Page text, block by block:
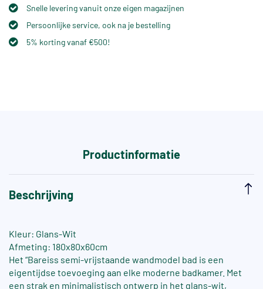
Snelle levering vanuit onze eigen magazijnen
Persoonlijke service, ook na je bestelling
5% korting vanaf €500!
Productinformatie
Beschrijving
Kleur: Glans-Wit
Afmeting: 180x80x60cm
Het “Bareiss semi-vrijstaande wandmodel bad is een
eigentijdse toevoeging aan elke moderne badkamer. Met
een strak en minimalistisch ontwerp in het glans-wit,